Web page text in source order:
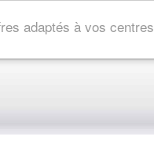
adaptés à vos centres